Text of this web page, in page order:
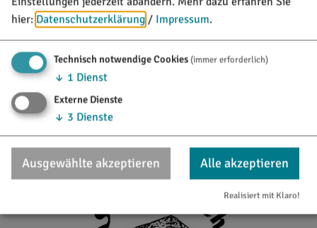
12. - 25.10.26
Wildwochen im Hotel Dirsch
Kulinarische Veranstaltungen
hier: Datenschutzerklärung / Impressum.
Technisch notwendige Cookies(immer erforderlich)
↓ 1 Dienst
Externe Dienste
↓ 3 Dienste
Ausgewählte akzeptieren Alle akzeptieren
Realisiert mit Klaro!